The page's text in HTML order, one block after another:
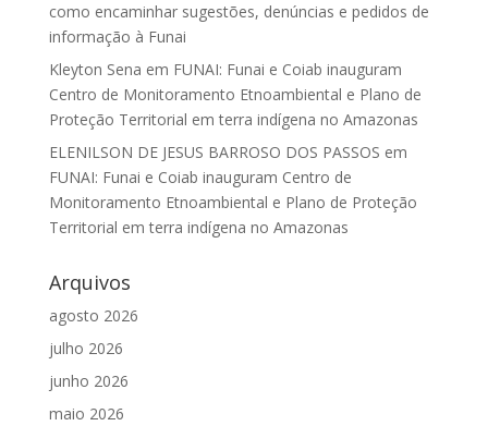
como encaminhar sugestões, denúncias e pedidos de
informação à Funai
Kleyton Sena em FUNAI: Funai e Coiab inauguram
Centro de Monitoramento Etnoambiental e Plano de
Proteção Territorial em terra indígena no Amazonas
ELENILSON DE JESUS BARROSO DOS PASSOS em
FUNAI: Funai e Coiab inauguram Centro de
Monitoramento Etnoambiental e Plano de Proteção
Territorial em terra indígena no Amazonas
Arquivos
agosto 2026
julho 2026
junho 2026
maio 2026